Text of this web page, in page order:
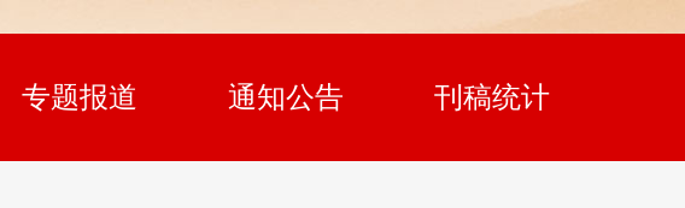
专题报道 通知公告 刊稿统计